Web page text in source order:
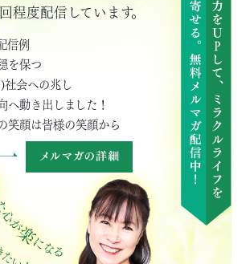
程度配信しています。
信例
を保つ
社会への兆し
へ動き出しました！
笑顔は皆様の笑顔から